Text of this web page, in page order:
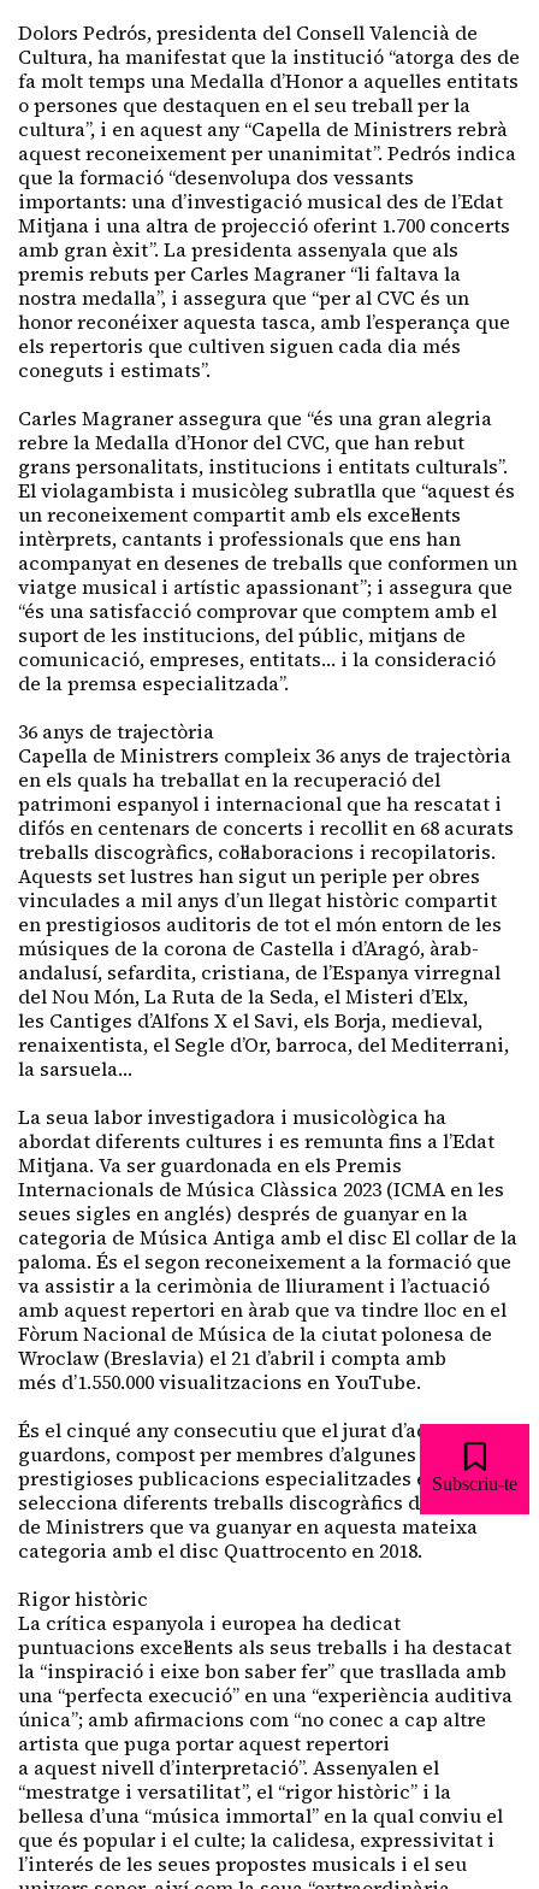
Dolors Pedrós, presidenta del Consell Valencià de
Cultura, ha manifestat que la institució “atorga des de
fa molt temps una Medalla d’Honor a aquelles entitats
o persones que destaquen en el seu treball per la
cultura”, i en aquest any “Capella de Ministrers rebrà
aquest reconeixement per unanimitat”. Pedrós indica
que la formació “desenvolupa dos vessants
importants: una d’investigació musical des de l’Edat
Mitjana i una altra de projecció oferint 1.700 concerts
amb gran èxit”. La presidenta assenyala que als
premis rebuts per Carles Magraner “li faltava la
nostra medalla”, i assegura que “per al CVC és un
honor reconéixer aquesta tasca, amb l’esperança que
els repertoris que cultiven siguen cada dia més
coneguts i estimats”.
Carles Magraner assegura que “és una gran alegria
rebre la Medalla d’Honor del CVC, que han rebut
grans personalitats, institucions i entitats culturals”.
El violagambista i musicòleg subratlla que “aquest és
un reconeixement compartit amb els excel·lents
intèrprets, cantants i professionals que ens han
acompanyat en desenes de treballs que conformen un
viatge musical i artístic apassionant”; i assegura que
“és una satisfacció comprovar que comptem amb el
suport de les institucions, del públic, mitjans de
comunicació, empreses, entitats… i la consideració
de la premsa especialitzada”.
36 anys de trajectòria
Capella de Ministrers compleix 36 anys de trajectòria
en els quals ha treballat en la recuperació del
patrimoni espanyol i internacional que ha rescatat i
difós en centenars de concerts i recollit en 68 acurats
treballs discogràfics, col·laboracions i recopilatoris.
Aquests set lustres han sigut un periple per obres
vinculades a mil anys d’un llegat històric compartit
en prestigiosos auditoris de tot el món entorn de les
músiques de la corona de Castella i d’Aragó, àrab-
andalusí, sefardita, cristiana, de l’Espanya virregnal
del Nou Món, La Ruta de la Seda, el Misteri d’Elx,
les Cantiges d’Alfons X el Savi, els Borja, medieval,
renaixentista, el Segle d’Or, barroca, del Mediterrani,
la sarsuela…
La seua labor investigadora i musicològica ha
abordat diferents cultures i es remunta fins a l’Edat
Mitjana. Va ser guardonada en els Premis
Internacionals de Música Clàssica 2023 (ICMA en les
seues sigles en anglés) després de guanyar en la
categoria de Música Antiga amb el disc El collar de la
paloma. És el segon reconeixement a la formació que
va assistir a la cerimònia de lliurament i l’actuació
amb aquest repertori en àrab que va tindre lloc en el
Fòrum Nacional de Música de la ciutat polonesa de
Wroclaw (Breslavia) el 21 d’abril i compta amb
més d’1.550.000 visualitzacions en YouTube.
És el cinqué any consecutiu que el jurat d’aquests
guardons, compost per membres d’algunes de les més
prestigioses publicacions especialitzades europees,
selecciona diferents treballs discogràfics de Capella
de Ministrers que va guanyar en aquesta mateixa
categoria amb el disc Quattrocento en 2018.
Rigor històric
La crítica espanyola i europea ha dedicat
puntuacions excel·lents als seus treballs i ha destacat
la “inspiració i eixe bon saber fer” que trasllada amb
una “perfecta execució” en una “experiència auditiva
única”; amb afirmacions com “no conec a cap altre
artista que puga portar aquest repertori
a aquest nivell d’interpretació”. Assenyalen el
“mestratge i versatilitat”, el “rigor històric” i la
bellesa d’una “música immortal” en la qual conviu el
que és popular i el culte; la calidesa, expressivitat i
l’interés de les seues propostes musicals i el seu
Subscriu-te